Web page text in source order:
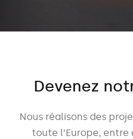
Devenez
Nous réalisons des
toute l’Europe,